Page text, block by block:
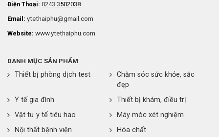
Điện Thoại: 0243.3502038
Email: ytethaiphu@gmail.com
Website: www.ytethaiphu.com
DANH MỤC SẢN PHẨM
Thiết bị phòng dịch test
Chăm sóc sức khỏe, sắc
đẹp
Y tế gia đình
Thiết bị khám, điều trị
Vật tư y tế tiêu hao
Máy móc xét nghiệm
Nội thất bệnh viện
Hóa chất